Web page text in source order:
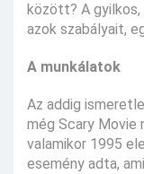
között? A
azok szabályait,
A munkálatok
Az addig
még Scary Movie
valamikor 1995
esemény adta,